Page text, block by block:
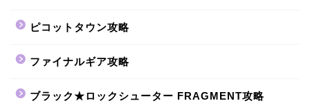
ピコットタウン攻略
ファイナルギア攻略
ブラック★ロックシューター FRAGMENT攻略